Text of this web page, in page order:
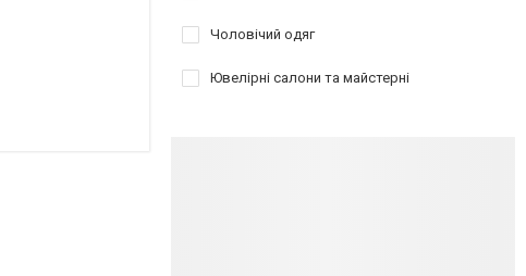
Чоловічий одяг
Ювелірні салони та майстерні